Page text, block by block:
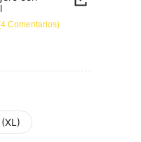
Comentarios)